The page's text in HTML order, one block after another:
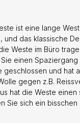
ist eine lange
und das klassische
Weste im Büro
einen
und hat
gegen z.B.
hat die Weste
Sie sich ein